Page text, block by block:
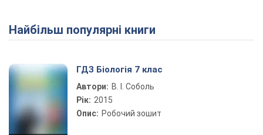
Найбільш популярні книги
ГДЗ Біологія 7 клас
Автори: В. І. Соболь
Рік: 2015
Опис: Робочий зошит